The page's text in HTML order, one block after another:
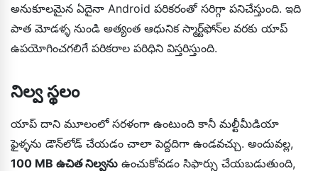
అనుకూలమైన ఏదైనా Android పరికరంతో సరిగ్గా పనిచేస్తుంది. ఇది
పాత మోడళ్ళ నుండి అత్యంత ఆధునిక స్మార్ట్‌ఫోన్‌ల వరకు యాప్
ఉపయోగించగలిగే పరికరాల పరిధిని విస్తరిస్తుంది.
నిల్వ స్థలం
యాప్ దాని మూలంలో సరళంగా ఉంటుంది కానీ మల్టీమీడియా
ఫైళ్ళను డౌన్‌లోడ్ చేయడం చాలా పెద్దదిగా ఉండవచ్చు. అందువల్ల,
100 MB ఉచిత నిల్వను ఉంచుకోవడం సిఫార్సు చేయబడుతుంది,